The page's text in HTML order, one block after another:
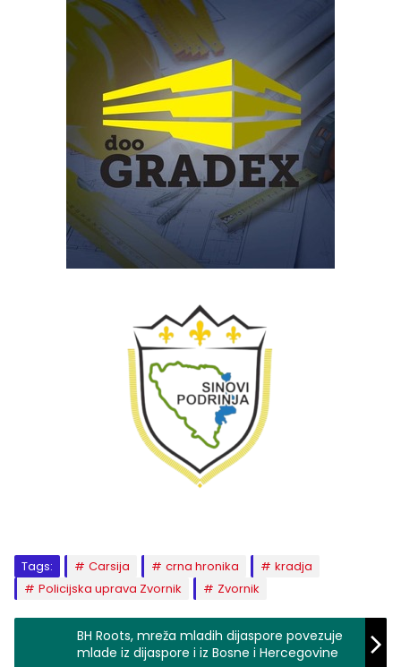
Tags: Carsija crna hronika
kradja
Policijska uprava Zvornik
Zvornik
BH Roots, mreža mladih dijaspore povezuje
mlade iz dijaspore i iz Bosne i Hercegovine